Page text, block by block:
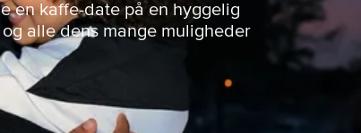
en kaffe-date på en hyggelig
alle dens mange muligheder